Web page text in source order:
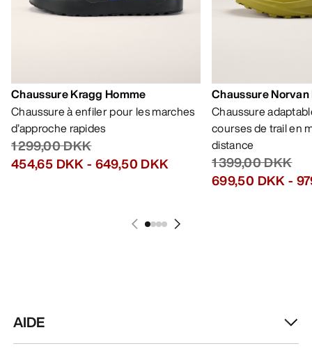
Chaussure Kragg Homme
Chaussure à enfiler pour les marches
d’approche rapides
1 299,00 DKK
454,65 DKK- 649,50 DKK
Chaussure
Chaussure
courses de trail en
distance
1 399,00 DKK
699,50 DKK-
AIDE